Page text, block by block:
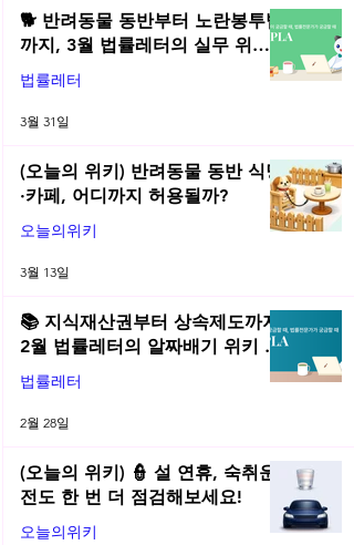
🐕 반려동물 동반부터 노란봉투법
까지, 3월 법률레터의 실무 위키
총정리! | 2026년 3월 네플라 법률
레터
법률레터
3월 31일
(오늘의 위키) 반려동물 동반 식당
·카페, 어디까지 허용될까?
오늘의위키
3월 13일
📚 지식재산권부터 상속제도까지,
2월 법률레터의 알짜배기 위키 모
음! | 2026년 2월 네플라 법률레터
법률레터
2월 28일
(오늘의 위키) 👮 설 연휴, 숙취운
전도 한 번 더 점검해보세요!
오늘의위키